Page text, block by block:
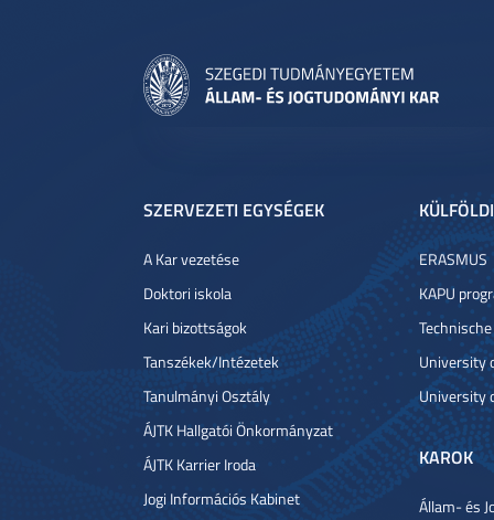
SZERVEZETI EGYSÉGEK
A Kar vezetése
Doktori iskola
Kari bizottságok
Tanszékek/Intézetek
Tanulmányi Osztály
ÁJTK Hallgatói Önkormányzat
ÁJTK Karrier Iroda
Jogi Információs Kabinet
ERASMUS
KAPU
University
University
KAROK
Állam- és